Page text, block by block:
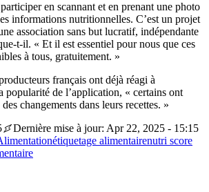
en scannant et en prenant une photo
informations nutritionnelles. C’est un projet
association sans but lucratif, indépendante
t-il. « Et il est essentiel pour nous que ces
à tous, gratuitement. »
français ont déjà réagi à
popularité de l’application, « certains ont
changements dans leurs recettes. »
Dernière mise à jour: Apr 22, 2025 - 15:15
étiquetage alimentairenutri score